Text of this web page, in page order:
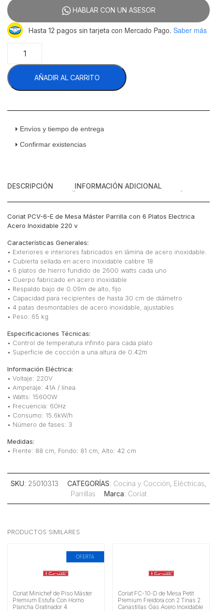
HABLAR CON UN ASESOR
Hasta 12 pagos sin tarjeta con Mercado Pago. Saber más
6-
E
de
Máster
con
Platos
220
v
AÑADIR AL CARRITO
Envíos y tiempo de entrega
Confirmar existencias
DESCRIPCIÓN INFORMACIÓN ADICIONAL
Coriat PCV-6-E de Mesa Máster Parrilla con 6 Platos Electrica
Acero Inoxidable 220 v
Características Generales:
• Exteriores e interiores fabricados en lámina de acero inoxidable.
• Cubierta sellada en acero inoxidable calibre 18
• 6 platos de hierro fundido de 2600 watts cada uno
• Cuerpo fabricado en acero inoxidable
• Respaldo bajo de 0.09m de alto, fijo
• Capacidad para recipientes de hasta 30 cm de diámetro
• 4 patas desmontables de acero inoxidable, ajustables
• Peso: 65 kg
Especificaciones Técnicas:
• Control de temperatura infinito para cada plato
• Superficie de cocción a una altura de 0.42m
Información Eléctrica:
• Voltaje: 220V
• Amperaje: 41A / línea
• Watts: 15600W
• Frecuencia: 60Hz
• Consumo: 15.6kW/h
• Número de fases: 3
Medidas:
• Frente: 88 cm, Fondo: 81 cm, Alto: 42 cm
SKU: 25010313 CATEGORÍAS: Cocina y Cocción, Eléctricas,
Parrillas
Marca: Coriat
PRODUCTOS SIMILARES
OFERTA
Coriat Minichef de Piso Máster
Premium Estufa Con Horno
Plancha Gratinador 4
Coriat FC-10-D de Mesa Petit
Premium Freidora con 2 Tinas 2
Canastillas Gas Acero Inoxidable